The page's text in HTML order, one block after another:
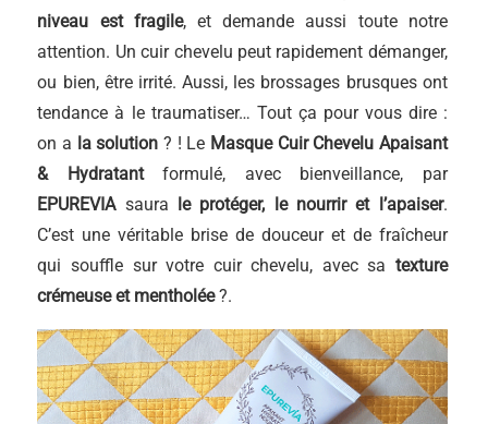
niveau est fragile, et demande aussi toute notre
attention. Un cuir chevelu peut rapidement démanger,
ou bien, être irrité. Aussi, les brossages brusques ont
tendance à le traumatiser… Tout ça pour vous dire :
on a la solution ? ! Le Masque Cuir Chevelu Apaisant
& Hydratantformulé, avec bienveillance, par
EPUREVIAsaura le protéger, le nourrir et l’apaiser.
C’est une véritable brise de douceur et de fraîcheur
qui souffle sur votre cuir chevelu, avec sa texture
crémeuse et mentholée?.